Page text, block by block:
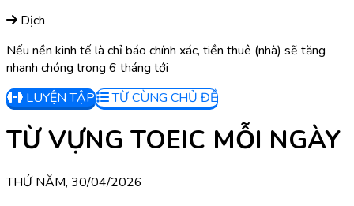
Dịch
Nếu nền kinh tế là chỉ báo chính xác, tiền thuê (nhà) sẽ tăng
nhanh chóng trong 6 tháng tới
LUYỆN TẬP
TỪ CÙNG CHỦ ĐỀ
TỪ VỰNG TOEIC MỖI NGÀY
THỨ NĂM, 30/04/2026